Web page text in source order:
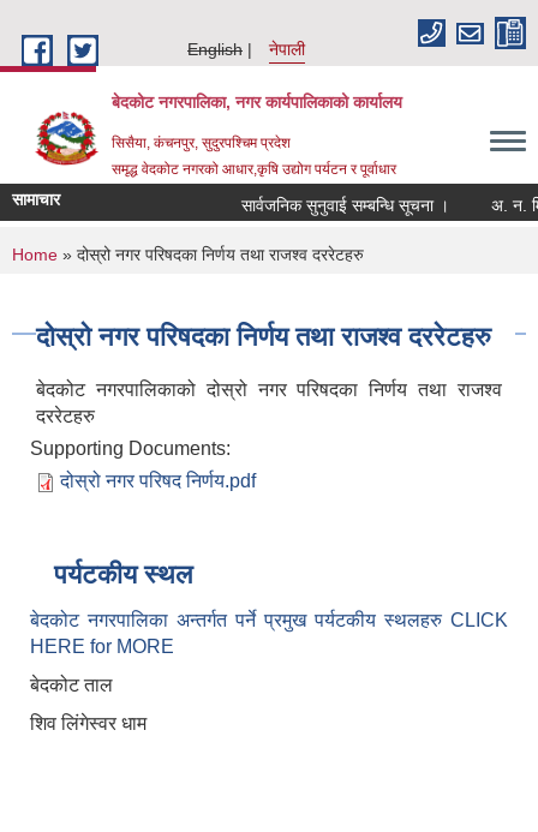
English
नेपाली
बेदकोट नगरपालिका, नगर कार्यपालिकाको कार्यालय
सिसैया, कंचनपुर, सुदुरपश्चिम प्रदेश
समृद्ध वेदकोट नगरको आधार,कृषि उद्योग पर्यटन र पूर्वाधार
सामाचार सार्वजनिक सुनुवाई सम्बन्धि सूचना ।
You are here
Home » दोस्रो नगर परिषदका निर्णय तथा राजश्व दररेटहरु
दोस्रो नगर परिषदका निर्णय तथा राजश्व दररेटहरु
बेदकोट नगरपालिकाको दोस्रो नगर परिषदका निर्णय तथा राजश्व
दररेटहरु
Supporting Documents:
दोस्रो नगर परिषद निर्णय.pdf
पर्यटकीय स्थल
बेदकोट नगरपालिका अन्तर्गत पर्ने प्रमुख पर्यटकीय स्थलहरु CLICK
HERE for MORE
बेदकोट ताल
शिव लिंगेस्वर धाम